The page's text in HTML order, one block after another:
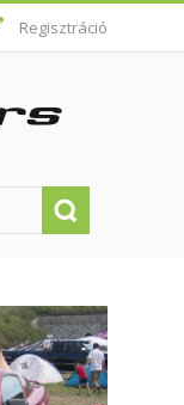
Regisztráció